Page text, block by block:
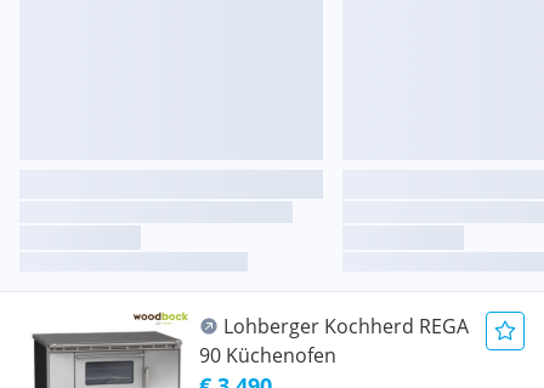
Lohberger Kochherd REGA
90 Küchenofen